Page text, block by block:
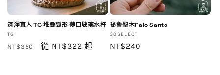
深澤直人 TG 堆疊弧形 薄口玻璃水杯
廠
商：
TG
定
NT$350
售
從 NT$322 起
祕魯聖木Palo Santo
廠
商：
30SELECT
定
NT$240